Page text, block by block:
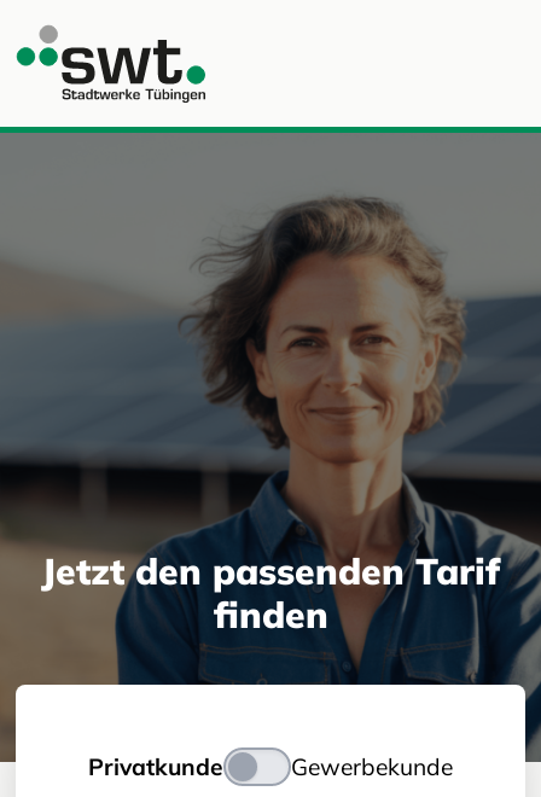
Jetzt den passenden Tarif
finden
Privatkunde Gewerbekunde